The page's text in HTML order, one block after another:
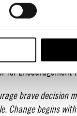
Idag samlades vi
ett gryende
och integrera
för Encouragement
brave decision
Change begins